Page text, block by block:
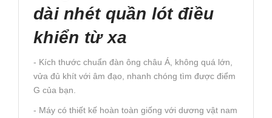
dài nhét quần lót điều
khiển từ xa
- Kích thước chuẩn đàn ông châu Á, không quá lớn,
vửa đủ khít với âm đạo, nhanh chóng tìm được điểm
G của bạn.
- Máy có thiết kế hoàn toàn giống với dương vật nam